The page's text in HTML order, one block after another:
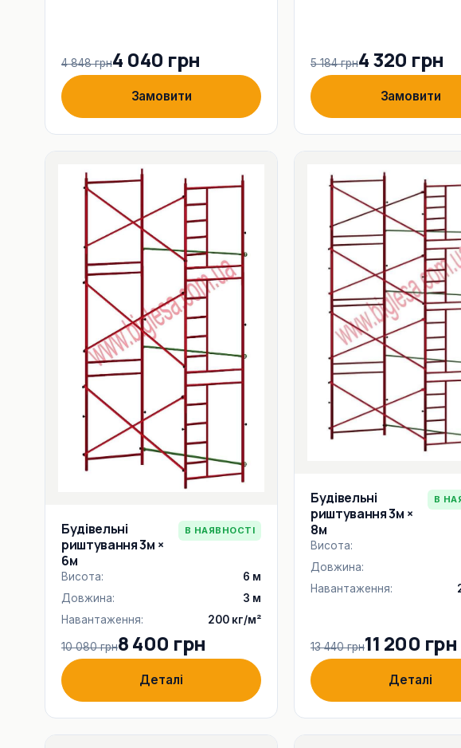
4 848 грн4 040 грн
Замовити
5 184 грн4 320 грн
Замовити
Будівельні
риштування 3м ×
6м
В НАЯВНОСТІ
Висота:
6 м
Довжина:
3 м
Навантаження:
200 кг/м²
10 080 грн8 400 грн
Деталі
Будівельні
риштування 3м ×
8м
В
Висота:
Довжина:
Навантаження:
13 440 грн11 200 грн
Деталі